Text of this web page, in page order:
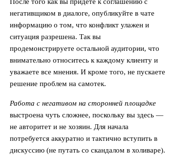
негативщиком в диалоге, опубликуйте в чате
информацию о том, что конфликт улажен и
ситуация разрешена. Так вы
продемонстрируете остальной аудитории, что
внимательно относитесь к каждому клиенту и
уважаете все мнения. И кроме того, не пускаете
решение проблем на самотек.
Работа с негативом на сторонней площадке
выстроена чуть сложнее, поскольку вы здесь —
не авторитет и не хозяин. Для начала
потребуется аккуратно и тактично вступить в
дискуссию (не путать со скандалом в холиваре).